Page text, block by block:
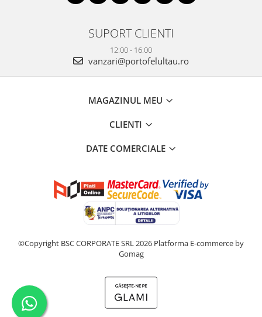
SUPORT CLIENTI
12:00 - 16:00
vanzari@portofelultau.ro
MAGAZINUL MEU
CLIENTI
DATE COMERCIALE
©Copyright BSC CORPORATE SRL 2026 Platforma E-commerce by
Gomag